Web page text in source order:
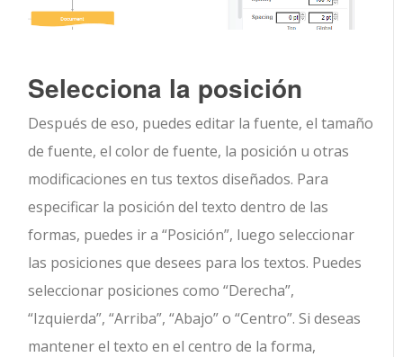
Selecciona la posición
Después de eso, puedes editar la fuente, el tamaño
de fuente, el color de fuente, la posición u otras
modificaciones en tus textos diseñados. Para
especificar la posición del texto dentro de las
formas, puedes ir a “Posición”, luego seleccionar
las posiciones que desees para los textos. Puedes
seleccionar posiciones como “Derecha”,
“Izquierda”, “Arriba”, “Abajo” o “Centro”. Si deseas
mantener el texto en el centro de la forma,